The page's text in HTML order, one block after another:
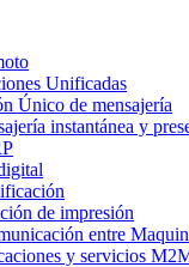
Unificadas
Único de mensajería
instantánea y
de impresión
entre
y servicios